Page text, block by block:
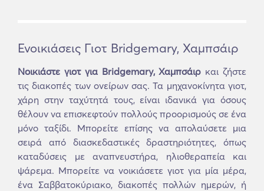
Ενοικιάσεις Γιοτ Bridgemary, Χαμπσάιρ
Νοικιάστε γιοτ για Bridgemary, Χαμπσάιρ και ζήστε
τις διακοπές των ονείρων σας. Τα μηχανοκίνητα γιοτ,
χάρη στην ταχύτητά τους, είναι ιδανικά για όσους
θέλουν να επισκεφτούν πολλούς προορισμούς σε ένα
μόνο ταξίδι. Μπορείτε επίσης να απολαύσετε μια
σειρά από διασκεδαστικές δραστηριότητες, όπως
καταδύσεις με αναπνευστήρα, ηλιοθεραπεία και
ψάρεμα. Μπορείτε να νοικιάσετε γιοτ για μία μέρα,
ένα Σαββατοκύριακο, διακοπές πολλών ημερών, ή